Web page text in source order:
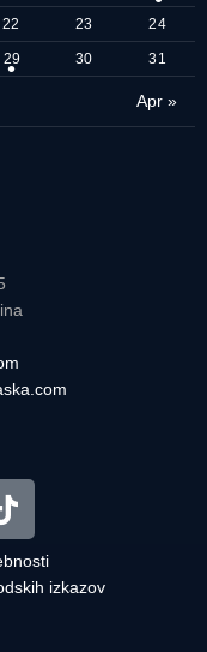
Apr »
22 23 24
29 30 31
izkazov